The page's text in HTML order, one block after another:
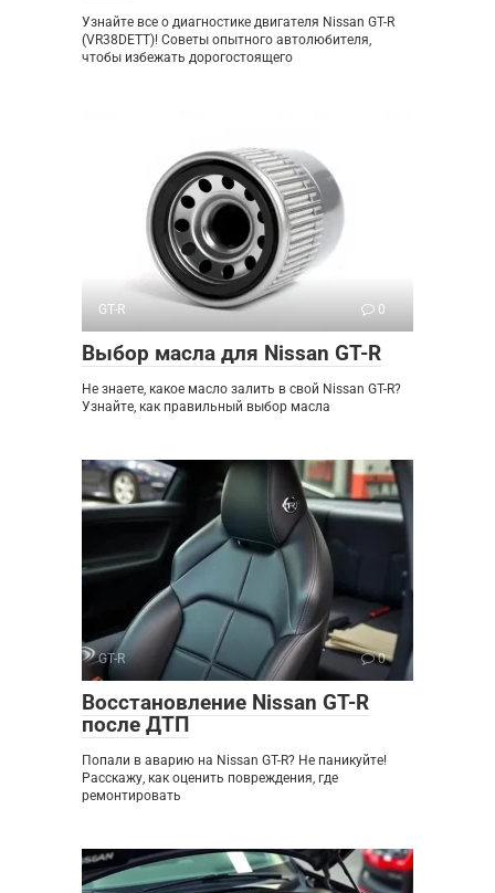
Узнайте все о диагностике двигателя Nissan GT-R
(VR38DETT)! Советы опытного автолюбителя,
чтобы избежать дорогостоящего
GT-R 0
Выбор масла для Nissan GT-R
Не знаете, какое масло залить в свой Nissan GT-R?
Узнайте, как правильный выбор масла
GT-R 0
Восстановление Nissan GT-R
после ДТП
Попали в аварию на Nissan GT-R? Не паникуйте!
Расскажу, как оценить повреждения, где
ремонтировать